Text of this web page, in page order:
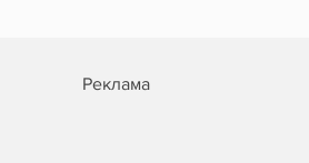
Реклама